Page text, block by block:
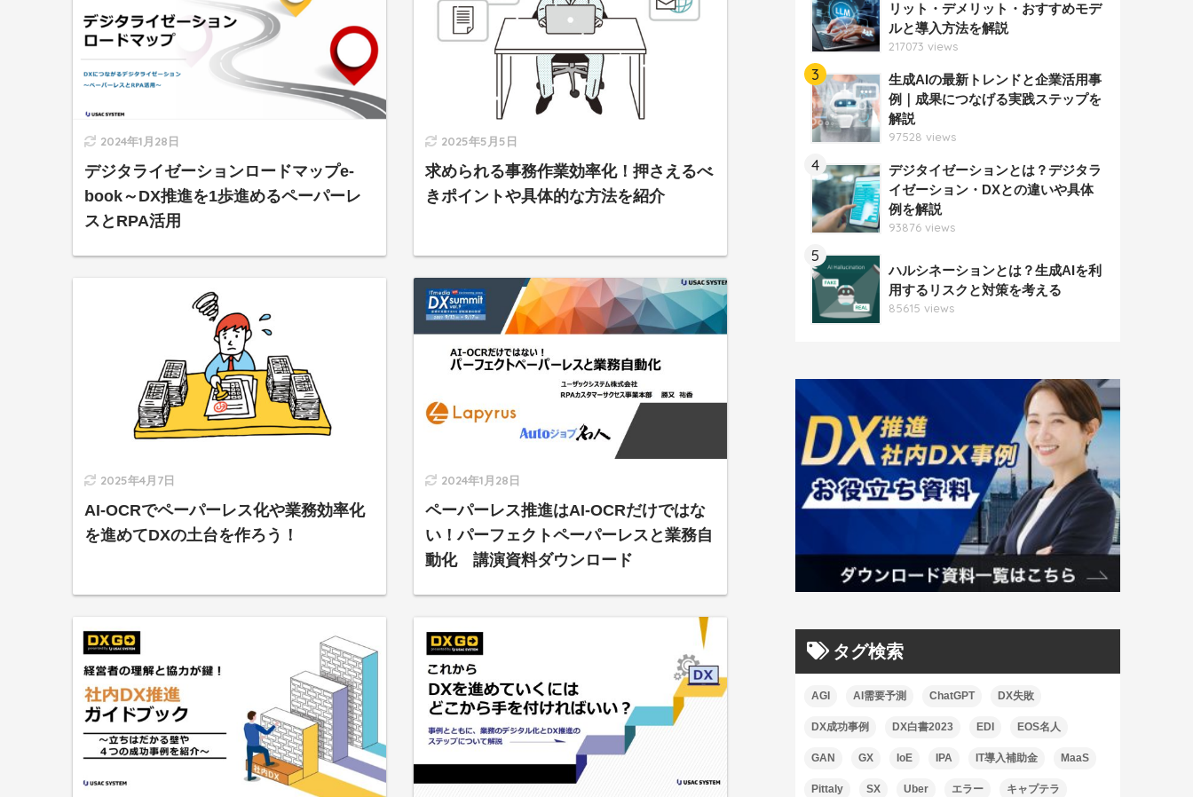
2024年1月28日
デジタライゼーションロードマップe-
book～DX推進を1歩進めるペーパーレ
スとRPA活用
2025年5月5日
求められる事務作業効率化！押さえるべ
きポイントや具体的な方法を紹介
2025年4月7日
AI-OCRでペーパーレス化や業務効率化
を進めてDXの土台を作ろう！
2024年1月28日
ペーパーレス推進はAI-OCRだけではな
い！パーフェクトペーパーレスと業務自
動化 講演資料ダウンロード
リット・デメリット・おすすめモデ
ルと導入方法を解説
217073 views
3
生成AIの最新トレンドと企業活用事
例｜成果につなげる実践ステップを
解説
97528 views
4
デジタイゼーションとは？デジタラ
イゼーション・DXとの違いや具体
例を解説
93876 views
5
ハルシネーションとは？生成AIを利
用するリスクと対策を考える
85615 views
タグ検索
AGI AI需要予測 ChatGPT DX失敗
DX成功事例 DX白書2023 EDI EOS名人
GAN GX IoE IPA IT導入補助金 MaaS
Pittaly SX Uber エラー キャプテラ